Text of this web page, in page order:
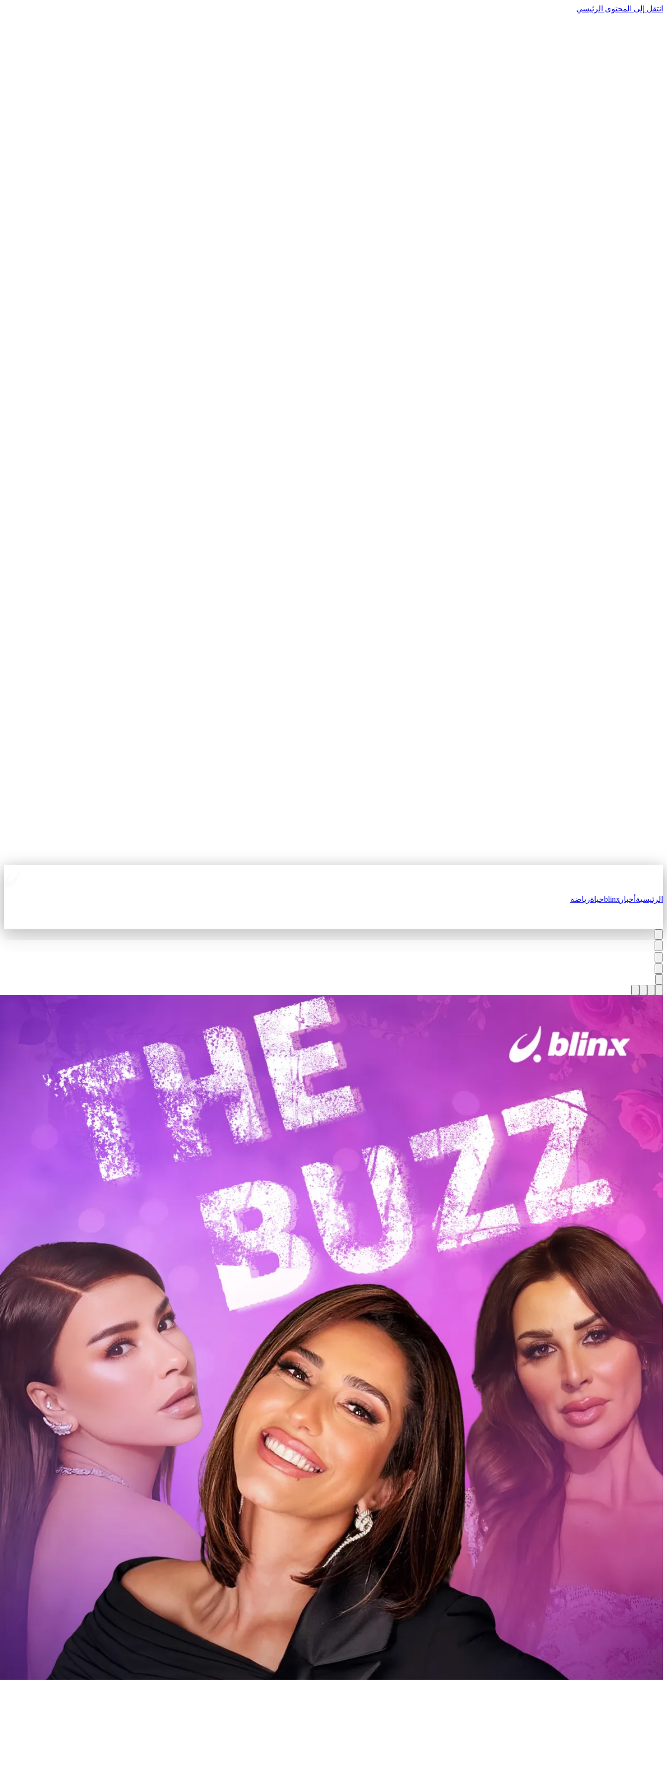
انتقل إلى المحتوى الرئيسي
الرئيسية أخبار blinxحياةرياضة